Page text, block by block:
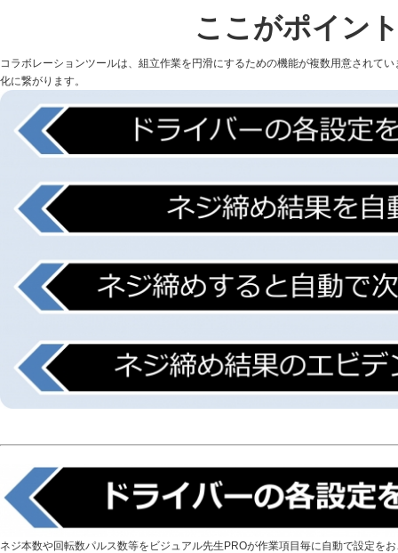
ここがポイン
コラボレーションツールは、組立作業を円滑にするための機能が複数用意されて
化に繋がります。
ネジ本数や回転数パルス数等をビジュアル先生PROが作業項目毎に自動で設定を